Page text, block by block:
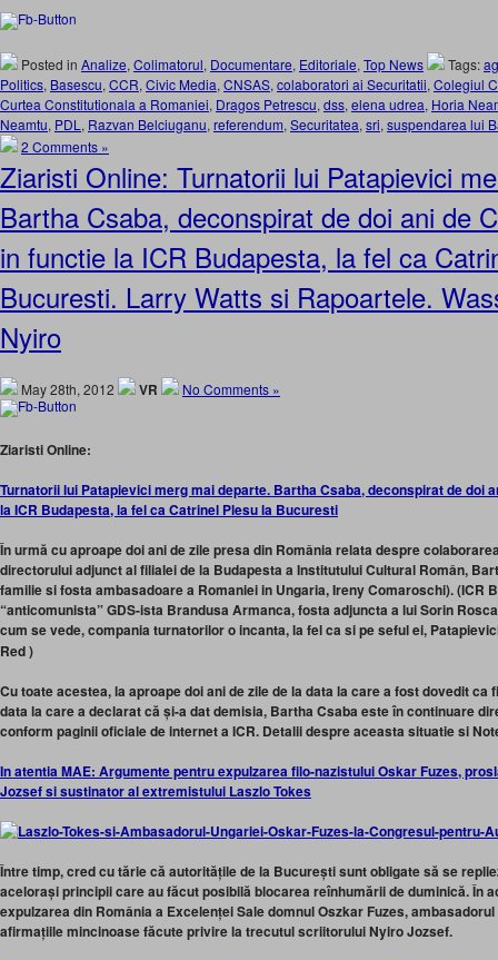
Posted in Analize, Colimatorul, Documentare, Editoriale, Top News Tags:
Politics, Basescu, CCR, Civic Media, CNSAS, colaboratori ai Securitatii, Colegiul
Curtea Constitutionala a Romaniei, Dragos Petrescu, dss, elena udrea, Horia
Neamtu, PDL , Razvan Belciuganu, referendum, Securitatea, sri, suspendarea lui
2 Comments »
Ziaristi Online: Turnatorii lui Patapievici
Bartha Csaba, deconspirat de doi ani de
in functie la ICR Budapesta, la fel ca
Bucuresti. Larry Watts si Rapoartele.
Nyiro
May 28th, 2012 VR No Comments »
Ziaristi Online:
Turnatorii lui Patapievici merg mai departe. Bartha Csaba, deconspirat de doi
la ICR Budapesta, la fel ca Catrinel Plesu la Bucuresti
În urmă cu aproape doi ani de zile presa din România relata despre
directorului adjunct al filialei de la Budapesta a Institutului Cultural Român,
familie si fosta ambasadoare a Romaniei in Ungaria, Ireny Comaroschi). (ICR
“anticomunista” GDS-ista Brandusa Armanca, fosta adjuncta a lui Sorin
cum se vede, compania turnatorilor o incanta, la fel ca si pe seful ei,
Red )
Cu toate acestea, la aproape doi ani de zile de la data la care a fost dovedit
data la care a declarat că și-a dat demisia, Bartha Csaba este în continuare
conform paginii oficiale de internet a ICR. Detalii despre aceasta situatie si
In atentia MAE: Argumente pentru expulzarea filo-nazistului Oskar Fuzes,
Jozsef si sustinator al extremistului Laszlo Tokes
Între timp, cred cu tărie că autoritățile de la București sunt obligate să se
acelorași principii care au făcut posibilă blocarea reînhumării de duminică. În
expulzarea din România a Excelenței Sale domnul Oszkar Fuzes,
afirmațiile mincinoase făcute privire la trecutul scriitorului Nyiro Jozsef.